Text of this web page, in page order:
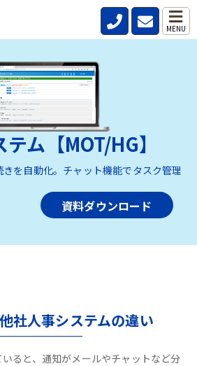
MENU
務システム【MOT/HG】
ム【MOT/HG】
を自動化。チャット機能でタスク管理
資料ダウンロード
社人事システムの違い
ると、通知がメールやチャットなど分